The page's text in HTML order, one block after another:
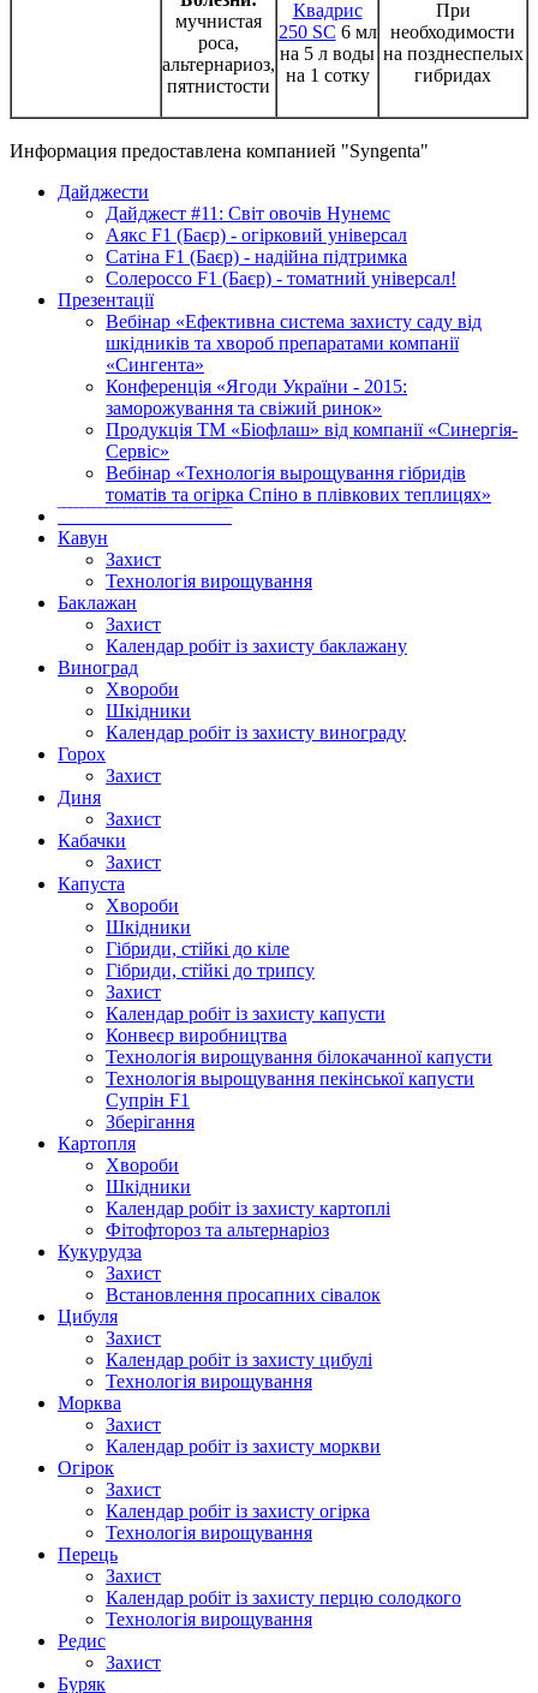
мучнистая
роса,
альтернариоз,
пятнистости
Квадрис
250 SC 6 мл
на 5 л воды
на 1 сотку
При
необходимости
на позднеспелых
гибридах
Информация предоставлена компанией "Syngenta"
Дайджести
Дайджест #11: Світ овочів Нунемс
Аякс F1 (Баєр) - огірковий універсал
Сатіна F1 (Баєр) - надійна підтримка
Солероссо F1 (Баєр) - томатний універсал!
Презентації
Вебінар «Ефективна система захисту саду від
шкідників та хвороб препаратами компанії
«Сингента»
Конференція «Ягоди України - 2015:
заморожування та свіжий ринок»
Продукція ТМ «Біофлаш» від компанії «Синергія-
Сервіс»
Вебінар «Технологія вырощування гібридів
томатів та огірка Спіно в плівкових теплицях»
Кавун
Захист
Технологія вирощування
Баклажан
Захист
Календар робіт із захисту баклажану
Виноград
Хвороби
Шкідники
Календар робіт із захисту винограду
Горох
Захист
Диня
Захист
Кабачки
Захист
Капуста
Хвороби
Шкідники
Гібриди, стійкі до кіле
Гібриди, стійкі до трипсу
Захист
Календар робіт із захисту капусти
Конвеєр виробництва
Технологія вирощування білокачанної капусти
Технологія вырощування пекінської капусти
Супрін F1
Зберігання
Картопля
Хвороби
Шкідники
Календар робіт із захисту картоплі
Фітофтороз та альтернаріоз
Кукурудза
Захист
Встановлення просапних сівалок
Цибуля
Захист
Календар робіт із захисту цибулі
Технологія вирощування
Морква
Захист
Календар робіт із захисту моркви
Огірок
Захист
Календар робіт із захисту огірка
Технологія вирощування
Перець
Захист
Календар робіт із захисту перцю солодкого
Технологія вирощування
Редис
Захист
Буряк